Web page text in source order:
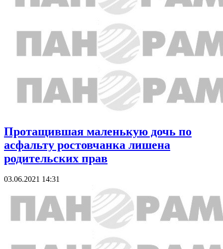
Протащившая маленькую дочь по
асфальту ростовчанка лишена
родительских прав
03.06.2021 14:31